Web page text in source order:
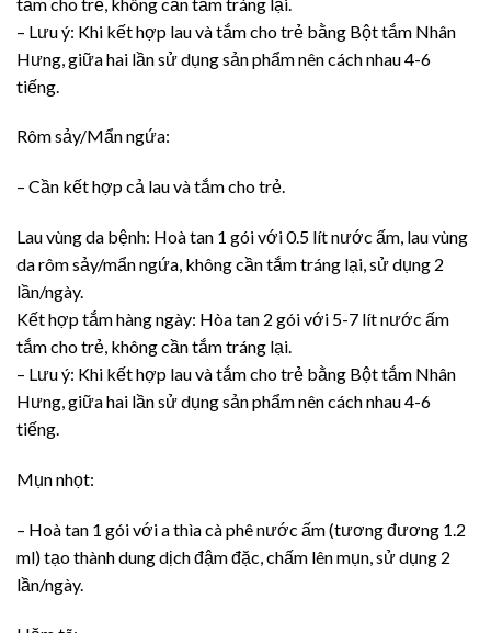
– Lưu ý: Khi kết hợp lau và tắm cho trẻ bằng Bột tắm Nhân
Hưng, giữa hai lần sử dụng sản phẩm nên cách nhau 4-6
tiếng.
Rôm sảy/Mẩn ngứa:
– Cần kết hợp cả lau và tắm cho trẻ.
Lau vùng da bệnh: Hoà tan 1 gói với 0.5 lít nước ấm, lau vùng
da rôm sảy/mẩn ngứa, không cần tắm tráng lại, sử dụng 2
lần/ngày.
Kết hợp tắm hàng ngày: Hòa tan 2 gói với 5-7 lít nước ấm
tắm cho trẻ, không cần tắm tráng lại.
– Lưu ý: Khi kết hợp lau và tắm cho trẻ bằng Bột tắm Nhân
Hưng, giữa hai lần sử dụng sản phẩm nên cách nhau 4-6
tiếng.
Mụn nhọt:
– Hoà tan 1 gói với a thìa cà phê nước ấm (tương đương 1.2
ml) tạo thành dung dịch đậm đặc, chấm lên mụn, sử dụng 2
lần/ngày.